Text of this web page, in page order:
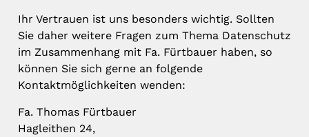
Ihr Vertrauen ist uns besonders wichtig. Sollten
Sie daher weitere Fragen zum Thema Datenschutz
im Zusammenhang mit Fa. Fürtbauer haben, so
können Sie sich gerne an folgende
Kontaktmöglichkeiten wenden:
Fa. Thomas Fürtbauer
Hagleithen 24,